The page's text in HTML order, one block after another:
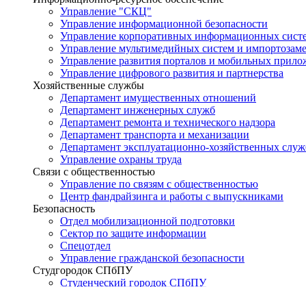
Управление "СКЦ"
Управление информационной безопасности
Управление корпоративных информационных
Управление мультимедийных систем и
Управление развития порталов и мобильных
Управление цифрового развития и партнерства
Хозяйственные службы
Департамент имущественных отношений
Департамент инженерных служб
Департамент ремонта и технического надзора
Департамент транспорта и механизации
Департамент эксплуатационно-хозяйственных
Управление охраны труда
Связи с общественностью
Управление по связям с общественностью
Центр фандрайзинга и работы с выпускниками
Безопасность
Отдел мобилизационной подготовки
Сектор по защите информации
Спецотдел
Управление гражданской безопасности
Студгородок СПбПУ
Студенческий городок СПбПУ